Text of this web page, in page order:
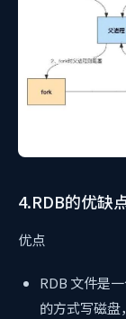
4.RDB的优缺
优点
RDB 文件是
的方式写磁盘